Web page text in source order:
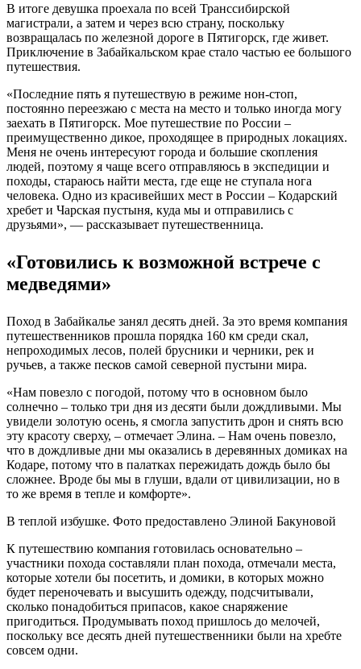
В итоге девушка проехала по всей Транссибирской
магистрали, а затем и через всю страну, поскольку
возвращалась по железной дороге в Пятигорск, где живет.
Приключение в Забайкальском крае стало частью ее большого
путешествия.
«Последние пять я путешествую в режиме нон-стоп,
постоянно переезжаю с места на место и только иногда могу
заехать в Пятигорск. Мое путешествие по России –
преимущественно дикое, проходящее в природных локациях.
Меня не очень интересуют города и большие скопления
людей, поэтому я чаще всего отправляюсь в экспедиции и
походы, стараюсь найти места, где еще не ступала нога
человека. Одно из красивейших мест в России – Кодарский
хребет и Чарская пустыня, куда мы и отправились с
друзьями», — рассказывает путешественница.
«Готовились к возможной встрече с
медведями»
Поход в Забайкалье занял десять дней. За это время компания
путешественников прошла порядка 160 км среди скал,
непроходимых лесов, полей брусники и черники, рек и
ручьев, а также песков самой северной пустыни мира.
«Нам повезло с погодой, потому что в основном было
солнечно – только три дня из десяти были дождливыми. Мы
увидели золотую осень, я смогла запустить дрон и снять всю
эту красоту сверху, – отмечает Элина. – Нам очень повезло,
что в дождливые дни мы оказались в деревянных домиках на
Кодаре, потому что в палатках пережидать дождь было бы
сложнее. Вроде бы мы в глуши, вдали от цивилизации, но в
то же время в тепле и комфорте».
В теплой избушке. Фото предоставлено Элиной Бакуновой
К путешествию компания готовилась основательно –
участники похода составляли план похода, отмечали места,
которые хотели бы посетить, и домики, в которых можно
будет переночевать и высушить одежду, подсчитывали,
сколько понадобиться припасов, какое снаряжение
пригодиться. Продумывать поход пришлось до мелочей,
поскольку все десять дней путешественники были на хребте
совсем одни.